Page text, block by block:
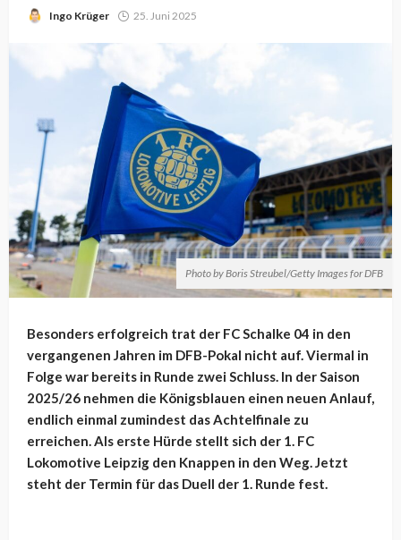
Ingo Krüger 25. Juni 2025
Photo by Boris Streubel/Getty Images for DFB
Besonders erfolgreich trat der FC Schalke 04 in den
vergangenen Jahren im DFB-Pokal nicht auf. Viermal in
Folge war bereits in Runde zwei Schluss. In der Saison
2025/26 nehmen die Königsblauen einen neuen Anlauf,
endlich einmal zumindest das Achtelfinale zu
erreichen. Als erste Hürde stellt sich der 1. FC
Lokomotive Leipzig den Knappen in den Weg. Jetzt
steht der Termin für das Duell der 1. Runde fest.